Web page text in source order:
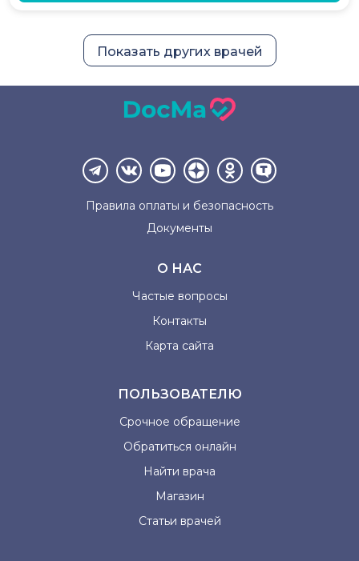
Показать других врачей
Правила оплаты и безопасность
Документы
О НАС
Частые вопросы
Контакты
Карта сайта
ПОЛЬЗОВАТЕЛЮ
Срочное обращение
Обратиться онлайн
Найти врача
Магазин
Статьи врачей